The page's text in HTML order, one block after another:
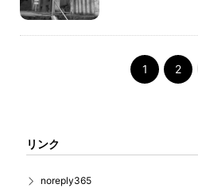
1 2
リンク
noreply365